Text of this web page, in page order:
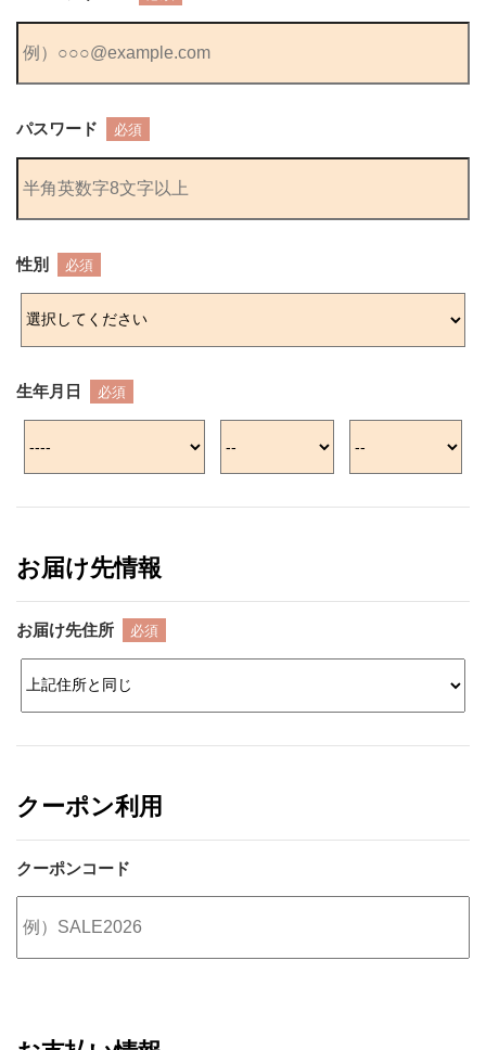
パスワード 必須
性別 必須
生年月日 必須
お届け先情報
お届け先住所 必須
クーポン利用
クーポンコード